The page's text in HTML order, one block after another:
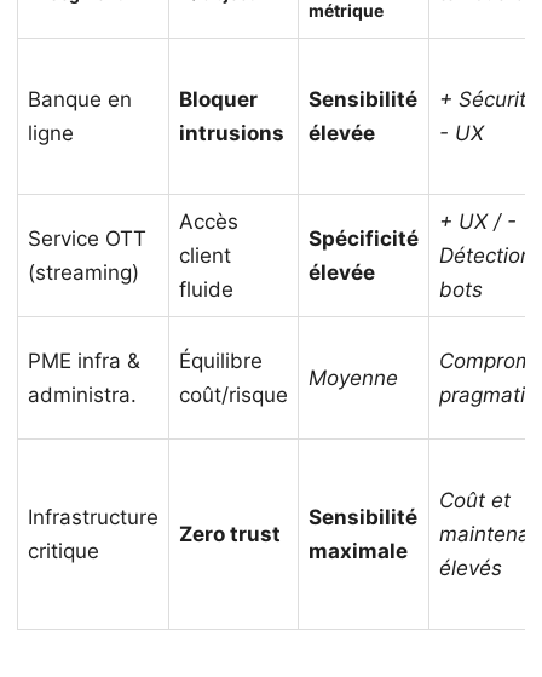
métrique
Banque en
ligne
Bloquer
intrusions
Sensibilité
élevée
+
- UX
Service OTT
(streaming)
Accès
client
fluide
Spécificité
élevée
+ UX / -
Détection
bots
PME infra &
administra.
Équilibre
coût/risque
Moyenne
Infrastructure
critique
Zero trust
Sensibilité
maximale
Coût et
élevés